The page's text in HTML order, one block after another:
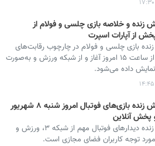
زنده و خلاصه بازی چلسی و فولام از
از آپارات اسپرت
بازی چلسی و فولام در چارچوب رقابت‌های
لیگ انگلیس از ساعت ۱۵ امروز آغاز و از شبکه ورزش و به‌صورت
داده می‌شود.
پخش زنده بازی‌های فوتبال امروز شنبه ۸‌ شهریور
پخش آنلاین
ساعت پخش زنده دیدارهای فوتبال مهم از شبکه ۳، ورزش و
توجه کاربران فضای مجازی است.